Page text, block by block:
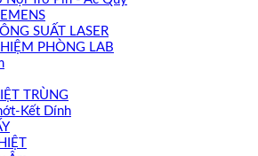
SUẤT LASER
PHÒNG LAB
TRÙNG
Kết Dính